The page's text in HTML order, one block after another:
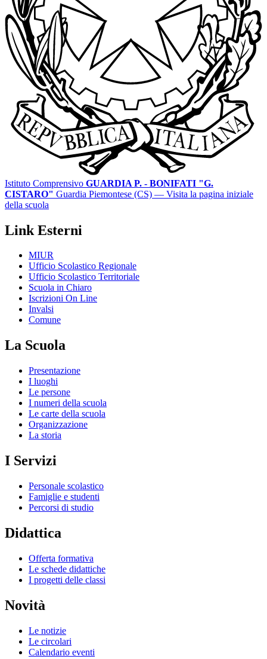
Istituto Comprensivo GUARDIA P. - BONIFATI "G.
CISTARO" Guardia Piemontese (CS) — Visita la pagina iniziale
della scuola
Link Esterni
MIUR
Ufficio Scolastico Regionale
Ufficio Scolastico Territoriale
Scuola in Chiaro
Iscrizioni On Line
Invalsi
Comune
La Scuola
Presentazione
I luoghi
Le persone
I numeri della scuola
Le carte della scuola
Organizzazione
La storia
I Servizi
Personale scolastico
Famiglie e studenti
Percorsi di studio
Didattica
Offerta formativa
Le schede didattiche
I progetti delle classi
Novità
Le notizie
Le circolari
Calendario eventi